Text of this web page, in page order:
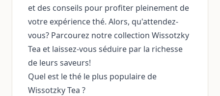
et des conseils pour profiter pleinement de
votre expérience thé. Alors, qu'attendez-
vous? Parcourez notre collection Wissotzky
Tea et laissez-vous séduire par la richesse
de leurs saveurs!
Quel est le thé le plus populaire de
Wissotzky Tea ?